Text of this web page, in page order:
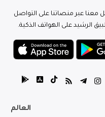
معنا عبر منصاتنا على التواصل
الرشيد على الهواتف الذكية.
العالم